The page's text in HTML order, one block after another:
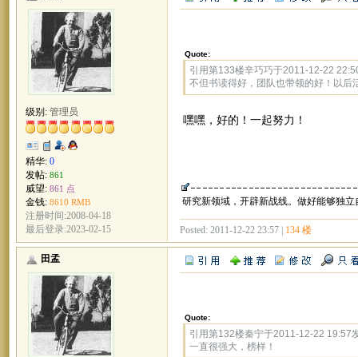
级别: 管理员
精华: 0
发帖: 861
威望: 861 点
金钱: 8610 RMB
注册时间:2008-04-18
最后登录:2023-02-15
Quote:
引用第133楼辛巧巧于2011-12-22
不但书读得好，团队也带领的好！以后
嘿嘿，好的！一起努力！
研究新领域，开辟新战线。做好能够独
Posted: 2011-12-22 23:57 | 134 楼
田孟
Quote:
引用第132楼秦宁于2011-12-22 19:57
一直很强大，榜样！